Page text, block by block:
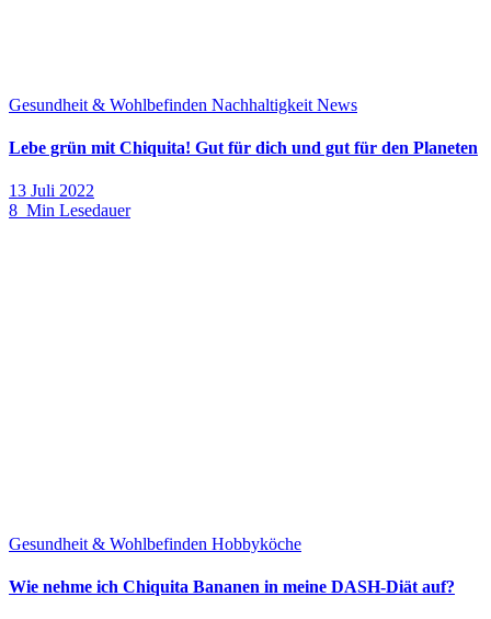
Gesundheit & Wohlbefinden Nachhaltigkeit News
Lebe grün mit Chiquita! Gut für dich und gut für den Planeten
13 Juli 2022
8 Min Lesedauer
Gesundheit & Wohlbefinden Hobbyköche
Wie nehme ich Chiquita Bananen in meine DASH-Diät auf?